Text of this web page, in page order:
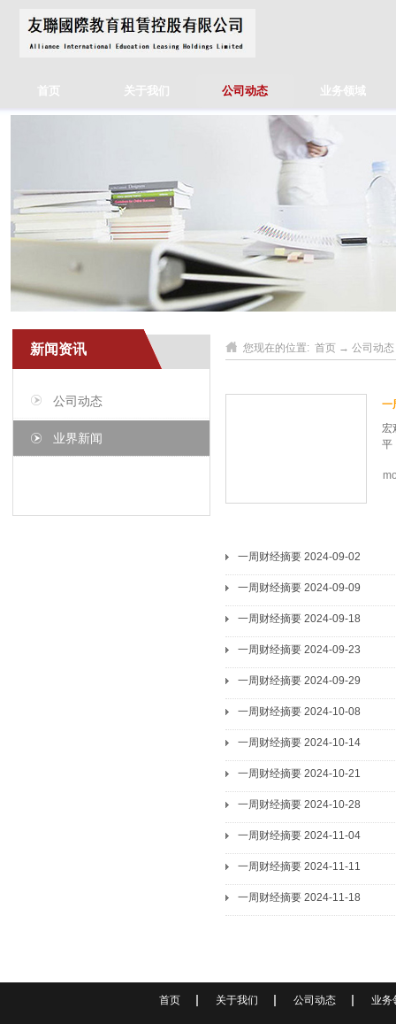
首页 关于我们 公司动态 业务领域
新闻资讯
公司动态
业界新闻
您现在的位置: 首页 → 公司动态
一
宏
平
4
优
店
住
确
一周财经摘要 2024-09-02
一周财经摘要 2024-09-09
一周财经摘要 2024-09-18
一周财经摘要 2024-09-23
一周财经摘要 2024-09-29
一周财经摘要 2024-10-08
一周财经摘要 2024-10-14
一周财经摘要 2024-10-21
一周财经摘要 2024-10-28
一周财经摘要 2024-11-04
一周财经摘要 2024-11-11
一周财经摘要 2024-11-18
首页 关于我们 公司动态 业务